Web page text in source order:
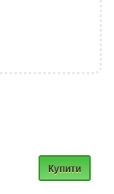
Купити